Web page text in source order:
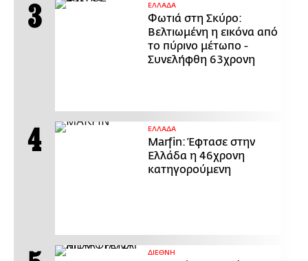
ΕΛΛΑΔΑ
Φωτιά στη Σκύρο:
Βελτιωμένη η εικόνα από
το πύρινο μέτωπο -
Συνελήφθη 63χρονη
ΕΛΛΑΔΑ
Marfin: Έφτασε στην
Ελλάδα η 46χρονη
κατηγορούμενη
ΔΙΕΘΝΗ